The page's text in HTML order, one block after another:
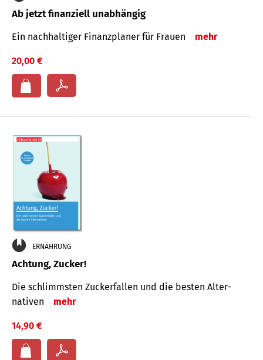
Ab jetzt finanziell unabhängig
Ein nachhaltiger Finanzplaner für Frauen mehr
20,00 €
ERNÄHRUNG
Achtung, Zucker!
Die schlimmsten Zucker­fallen und die besten Alter­
nativen
mehr
14,90 €